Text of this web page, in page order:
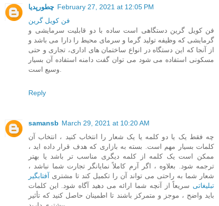
چطورپدیا February 27, 2021 at 12:05 PM
فن کویل گرین
فن کویل گرین دستگاهی است ساده با دو قابلیت سرمایشی و
گرمایشی که وظیفه تولید گرما و سرمای محیط را دارا می باشد و
از آنجا که این دستگاه در انواع ساختمان های اداری، تجاری و حتی
مسکونی استفاده می شود می توان گفت دامنه استفاده آن بسیار
Reply
samansb March 29, 2021 at 10:20 AM
چه فقط یک یا دو کلمه یا یک شعار را انتخاب کنید ، انتخاب آن
کلمات بسیار مهم است. بسته به بازاری که هدف قرار داده اید ،
ممکن است یک کلمه از کلمه دیگری مناسب تر باشد یا بهتر
ترجمه شود. بعلاوه ، اگر آرم کاملاً نمایانگر تجارت شما نباشد ،
شعار شما به راحتی می تواند آن را تکمیل کند تا مشتری آفتابگیر
تبلیغاتی سریعاً از آنچه شما ارائه می دهید آگاه شود. این کلمات
باید واضح ، موجز و متمرکز باشند تا اطمینان حاصل کنید که تأثیر